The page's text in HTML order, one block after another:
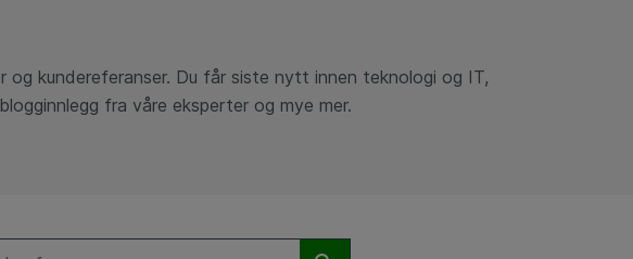
og kundereferanser. Du får siste nytt innen teknologi og IT,
fra våre eksperter og mye mer.